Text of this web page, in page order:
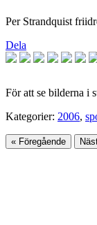
Per Strandquist
Dela
För att se bilderna i
Kategorier: 2006,
« Föregående